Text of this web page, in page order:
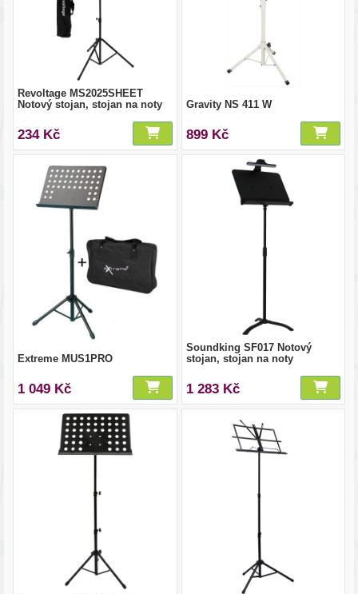
Revoltage MS2025SHEET
Notový stojan, stojan na noty
234 Kč
Gravity NS 411 W
899 Kč
Extreme MUS1PRO
1 049 Kč
Soundking SF017 Notový
stojan, stojan na noty
1 283 Kč